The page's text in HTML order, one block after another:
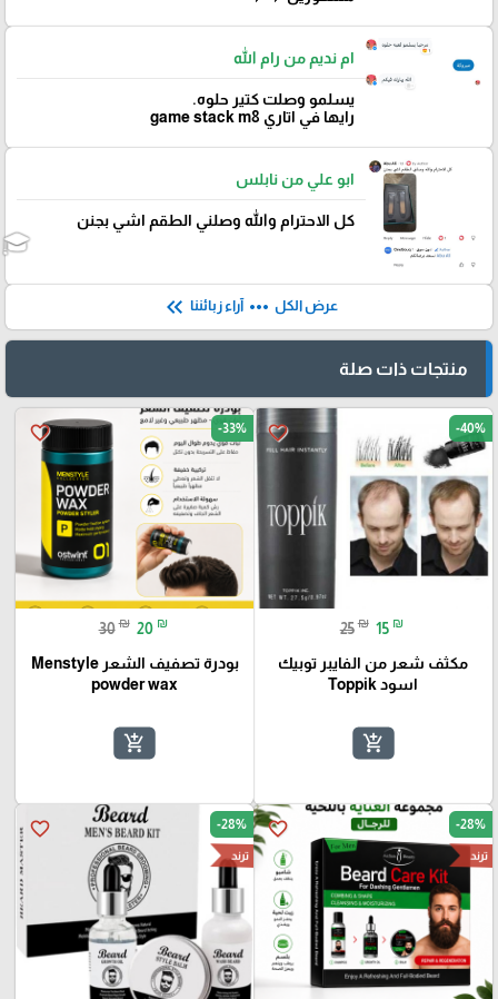
ام نديم من رام الله
يسلمو وصلت كتير حلوه.
رايها في اتاري game stack m8
ابو علي من نابلس
كل الاحترام والله وصلني الطقم اشي بجنن
عرض الكل more_horiz آراء زبائننا keyboard_double_arrow_left
منتجات ذات صلة
favorite_border -40%
25 ₪ 15 ₪
مكثف شعر من الفايبر توبيك
اسود Toppik
add_shopping_cart
favorite_border -33%
30 ₪ 20 ₪
بودرة تصفيف الشعر Menstyle
powder wax
add_shopping_cart
favorite_border -28%
ترند
favorite_border -28%
ترند